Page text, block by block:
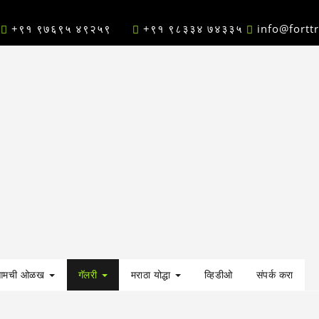
+९१ ९७६९५ ४९२५९ +९१ ९८३३४ ७४३३५
ओळख गॅलरी मराठा योद्धा व्हिडीओ संपर्क करा